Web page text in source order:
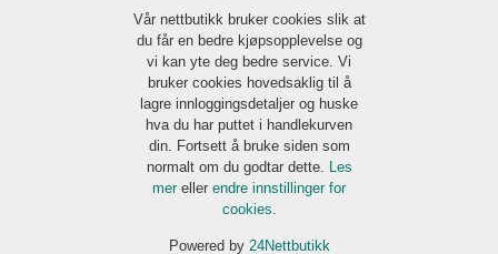
Vår nettbutikk bruker cookies slik at
du får en bedre kjøpsopplevelse og
vi kan yte deg bedre service. Vi
bruker cookies hovedsaklig til å
lagre innloggingsdetaljer og huske
hva du har puttet i handlekurven
din. Fortsett å bruke siden som
normalt om du godtar dette.
Les
mer eller endre innstillinger for
cookies.
Powered by 24Nettbutikk